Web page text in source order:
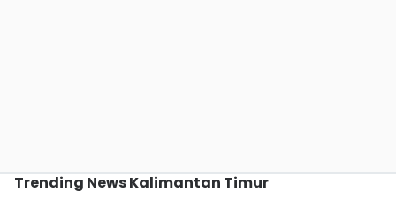
Trending News Kalimantan Timur